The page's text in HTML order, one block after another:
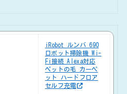
iRobot ルンバ 690
ロボット掃除機 Wi-
Fi接続 Alexa対応
ペットの毛 カーペ
ット ハードフロア
セルフ充電